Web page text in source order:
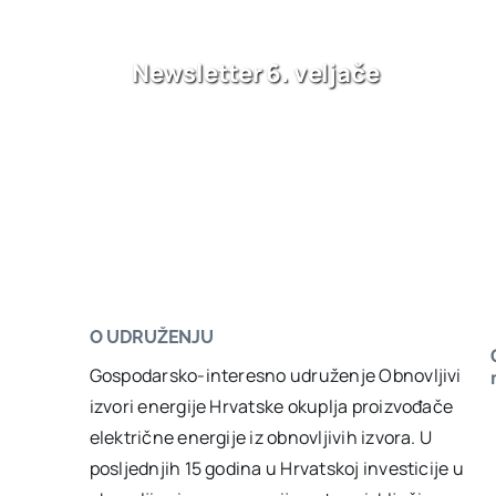
Newsletter 6. veljače
O UDRUŽENJU
Gospodarsko-interesno udruženje Obnovljivi
izvori energije Hrvatske okuplja proizvođače
električne energije iz obnovljivih izvora. U
posljednjih 15 godina u Hrvatskoj investicije u